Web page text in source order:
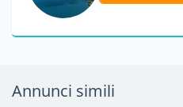
Annunci simili